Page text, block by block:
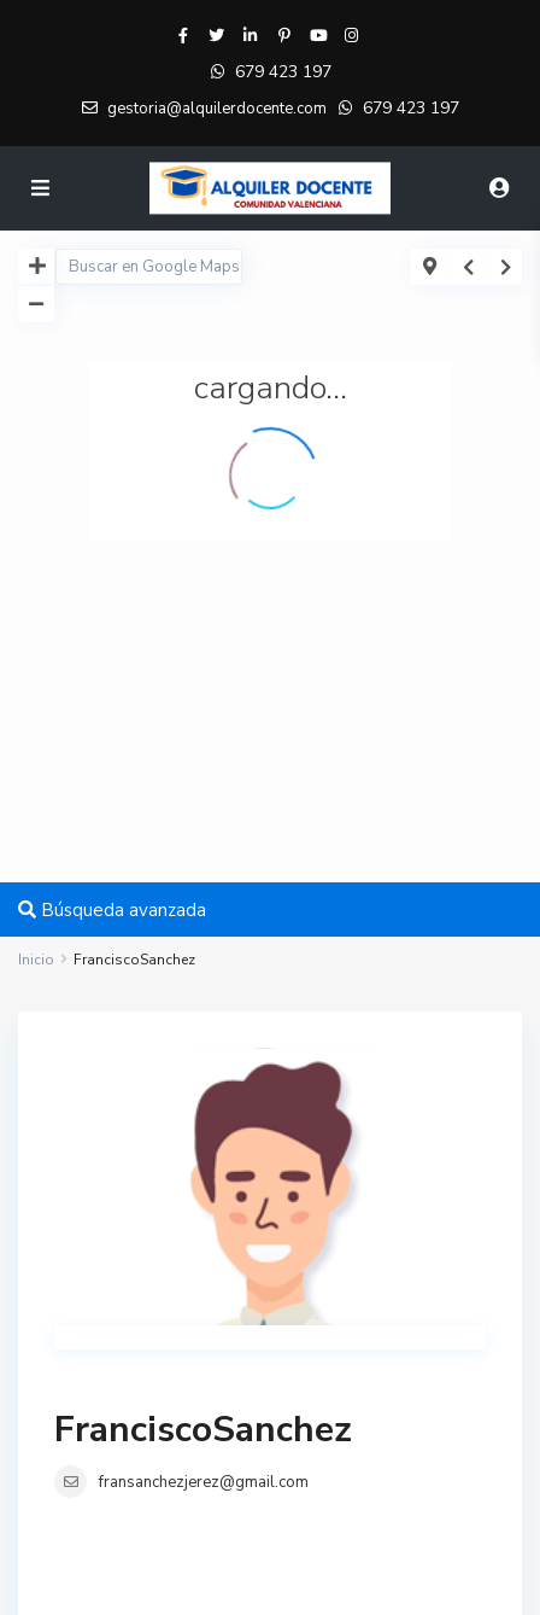
679 423 197
gestoria@alquilerdocente.com 679 423 197
cargando...
Búsqueda avanzada
Inicio FranciscoSanchez
FranciscoSanchez
fransanchezjerez@gmail.com